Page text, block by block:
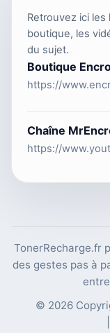
Retrouvez ici
boutique, les
du sujet.
Boutique
https://
Chaîne
https://
TonerRecharge.fr
des gestes pas à
© 2026